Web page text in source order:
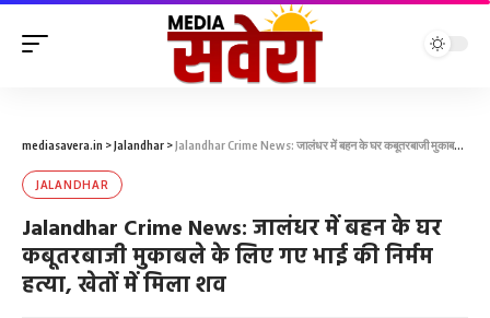
mediasavera.in >Jalandhar >Jalandhar Crime News: जालंधर में बहन के घर कबूतरबाजी मुकाबले के लिए गए भाई की निर्मम हत्या, खेतों में मिला शव
JALANDHAR
Jalandhar Crime News: जालंधर में बहन के घर
कबूतरबाजी मुकाबले के लिए गए भाई की निर्मम
हत्या, खेतों में मिला शव